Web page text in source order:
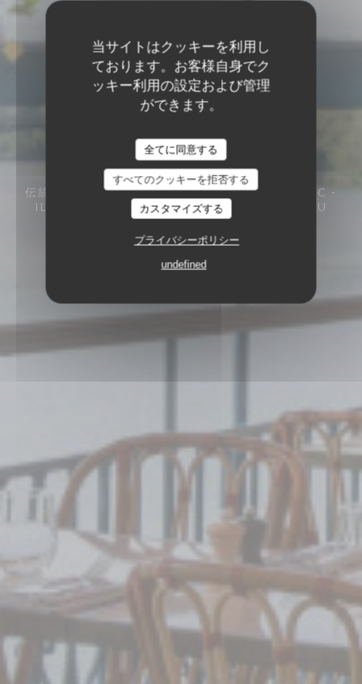
当サイトはクッキーを利用し
ております。お客様自身でク
ッキー利用の設定および管理
ができます。
全てに同意する
すべてのクッキーを拒否する
カスタマイズする
プライバシーポリシー
undefined
RESTAURANT MAISON
FOURNAISE
伝統的なフランス料理レストラン
3 RUE DU BAC -
ILE DES IMPRESSIONNISTES 78400 CHATOU
RESTAURANT MAISON FOURNAISE